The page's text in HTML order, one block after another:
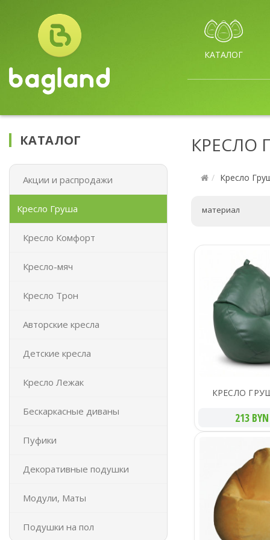
КАТАЛОГ
КАТАЛОГ
Акции и распродажи
Кресло Груша
Кресло Комфорт
Кресло-мяч
Кресло Трон
Авторские кресла
Детские кресла
Кресло Лежак
Бескаркасные диваны
Пуфики
Декоративные подушки
Модули, Маты
Подушки на пол
КРЕСЛО
Кресло
материал
КРЕСЛО
213 BYN